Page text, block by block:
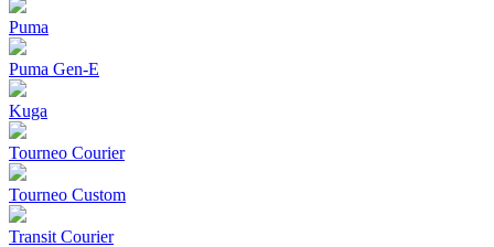
Puma
Puma Gen‑E
Kuga
Tourneo Courier
Tourneo Custom
Transit Courier